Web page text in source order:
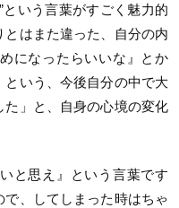
いう言葉がすごく魅力的
はまた違った、自分の内
になったらいいな』とか
という、今後自分の中で大
」と、自身の心境の変化
と思え』という言葉です
、してしまった時はちゃ